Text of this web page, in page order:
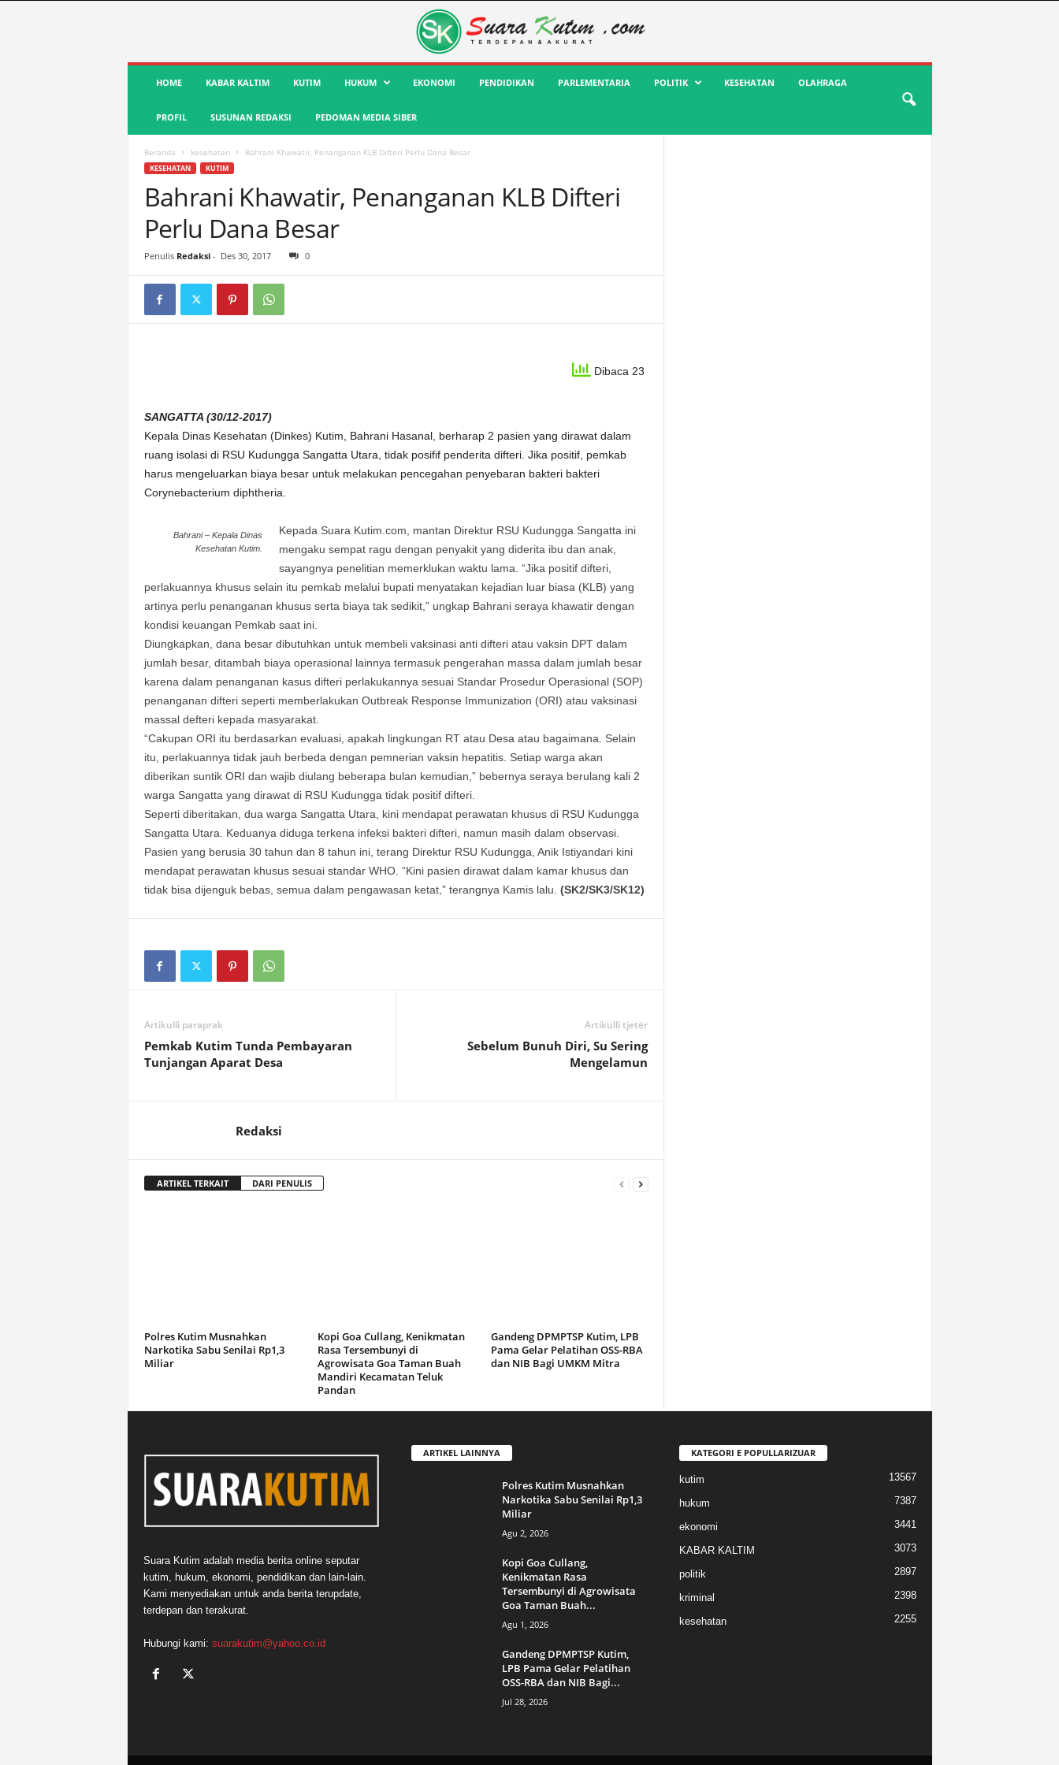
a
HOME KABAR KALTIM KUTIM HUKUM EKONOMI PENDIDIKAN PARLEMENTARIA POLITIK KESEHATAN OLAHRAGA
PROFIL SUSUNAN REDAKSI PEDOMAN MEDIA SIBER
Beranda kesehatan Bahrani Khawatir, Penanganan KLB Difteri Perlu Dana Besar
KESEHATAN KUTIM
Bahrani Khawatir, Penanganan KLB Difteri
Perlu Dana Besar
Penulis Redaksi- Des 30, 2017 0
Dibaca 23
SANGATTA (30/12-2017)
Kepala Dinas Kesehatan (Dinkes) Kutim, Bahrani Hasanal, berharap 2 pasien yang dirawat dalam
ruang isolasi di RSU Kudungga Sangatta Utara, tidak posifif penderita difteri. Jika positif, pemkab
harus mengeluarkan biaya besar untuk melakukan pencegahan penyebaran bakteri bakteri
Corynebacterium diphtheria.
Bahrani – Kepala Dinas
Kesehatan Kutim.
Kepada Suara Kutim.com, mantan Direktur RSU Kudungga Sangatta ini
mengaku sempat ragu dengan penyakit yang diderita ibu dan anak,
sayangnya penelitian memerklukan waktu lama. “Jika positif difteri,
perlakuannya khusus selain itu pemkab melalui bupati menyatakan kejadian luar biasa (KLB) yang
artinya perlu penanganan khusus serta biaya tak sedikit,” ungkap Bahrani seraya khawatir dengan
kondisi keuangan Pemkab saat ini.
Diungkapkan, dana besar dibutuhkan untuk membeli vaksinasi anti difteri atau vaksin DPT dalam
jumlah besar, ditambah biaya operasional lainnya termasuk pengerahan massa dalam jumlah besar
karena dalam penanganan kasus difteri perlakukannya sesuai Standar Prosedur Operasional (SOP)
penanganan difteri seperti memberlakukan Outbreak Response Immunization (ORI) atau vaksinasi
massal defteri kepada masyarakat.
“Cakupan ORI itu berdasarkan evaluasi, apakah lingkungan RT atau Desa atau bagaimana. Selain
itu, perlakuannya tidak jauh berbeda dengan pemnerian vaksin hepatitis. Setiap warga akan
diberikan suntik ORI dan wajib diulang beberapa bulan kemudian,” bebernya seraya berulang kali 2
warga Sangatta yang dirawat di RSU Kudungga tidak positif difteri.
Seperti diberitakan, dua warga Sangatta Utara, kini mendapat perawatan khusus di RSU Kudungga
Sangatta Utara. Keduanya diduga terkena infeksi bakteri difteri, namun masih dalam observasi.
Pasien yang berusia 30 tahun dan 8 tahun ini, terang Direktur RSU Kudungga, Anik Istiyandari kini
mendapat perawatan khusus sesuai standar WHO. “Kini pasien dirawat dalam kamar khusus dan
tidak bisa dijenguk bebas, semua dalam pengawasan ketat,” terangnya Kamis lalu. (SK2/SK3/SK12)
Artikulli paraprak
Pemkab Kutim Tunda Pembayaran
Tunjangan Aparat Desa
Artikulli tjetër
Sebelum Bunuh Diri, Su Sering
Mengelamun
Redaksi
ARTIKEL TERKAIT DARI PENULIS
Polres Kutim Musnahkan
Narkotika Sabu Senilai Rp1,3
Miliar
Kopi Goa Cullang, Kenikmatan
Rasa Tersembunyi di
Agrowisata Goa Taman Buah
Mandiri Kecamatan Teluk
Pandan
Gandeng DPMPTSP Kutim, LPB
Pama Gelar Pelatihan OSS-RBA
dan NIB Bagi UMKM Mitra
Suara Kutim adalah media berita online seputar
kutim, hukum, ekonomi, pendidikan dan lain-lain.
Kami menyediakan untuk anda berita terupdate,
terdepan dan terakurat.
Hubungi kami: suarakutim@yahoo.co.id
ARTIKEL LAINNYA
Polres Kutim Musnahkan
Narkotika Sabu Senilai Rp1,3
Miliar
Agu 2, 2026
Kopi Goa Cullang,
Kenikmatan Rasa
Tersembunyi di Agrowisata
Goa Taman Buah...
Agu 1, 2026
Gandeng DPMPTSP Kutim,
LPB Pama Gelar Pelatihan
OSS-RBA dan NIB Bagi...
Jul 28, 2026
KATEGORI E POPULLARIZUAR
kutim 13567
hukum 7387
ekonomi 3441
KABAR KALTIM 3073
politik 2897
kriminal 2398
kesehatan 2255